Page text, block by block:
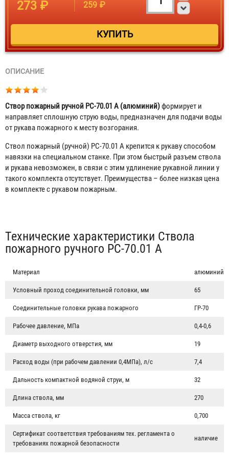
273 ₽ 259 ₽
ОПИСАНИЕ
Створ пожарный ручной РС-70.01 А (алюминий)формирует и
направляет сплошную струю воды, предназначен для подачи воды
от рукава пожарного к месту возгорания.
Ствол пожарный (ручной) РС-70.01 А крепится к рукаву способом
навязки на специальном станке. При этом быстрый разъем ствола
и рукава невозможен, в связи с этим удлинение рукавной линии у
такого комплекта отсутствует. Преимущества – более низкая цена
в комплекте с рукавом пожарным.
Табы
Технические характеристики Ствола
пожарного ручного РС-70.01 А
Материал алюминий
Условный проход соединительной головки, мм 65
Соединительные головки рукава пожарного ГР-70
Рабочее давление, МПа 0,4-0,6
Диаметр выходного отверстия, мм 19
Расход воды (при рабочем давлении 0,4МПа), л/с 7,4
Дальность компактной водяной струи, м 32
Длина ствола, мм 270
Масса ствола, кг 0,700
Сертификат соответствия требованиям тех. регламента о
требованиях пожарной безопасности
наличие
Головка муфтовая ГМ-70 (ГМ-65)